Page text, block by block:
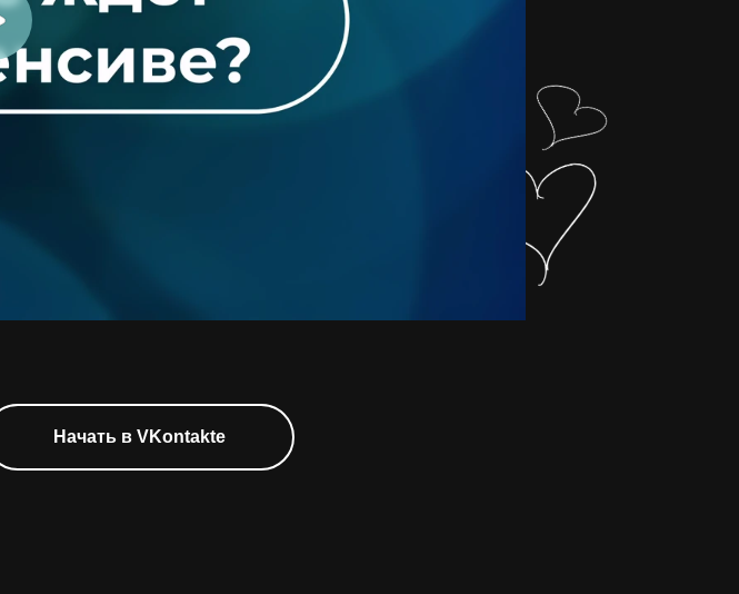
Начать в VKontakte